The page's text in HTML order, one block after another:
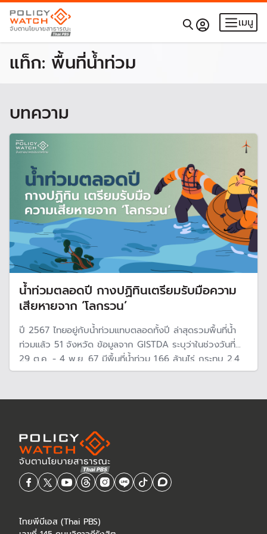
เมนู
แท็ก: พื้นที่น้ำท่วม
บทความ
น้ำท่วมตลอดปี กางปฏิทินเตรียมรับมือความ
เสียหายจาก ‘โลกรวน’
ปี 2567 ไทยอยู่กับน้ำท่วมแทบตลอดทั้งปี ล่าสุดรวมพื้นที่น้ำ
ท่วมแล้ว 51 จังหวัด ข้อมูลจาก GISTDA ระบุว่าในช่วงวันที่
29 ต.ค. - 4 พ.ย. 67 มีพื้นที่น้ำท่วม 1.66 ล้านไร่ กระทบ 2.4
แสนหลังคาเรือน ท่ามกลางการจับตาสถานการณ์น้ำท่วมในพื้นที่
ไทยพีบีเอส (Thai PBS)